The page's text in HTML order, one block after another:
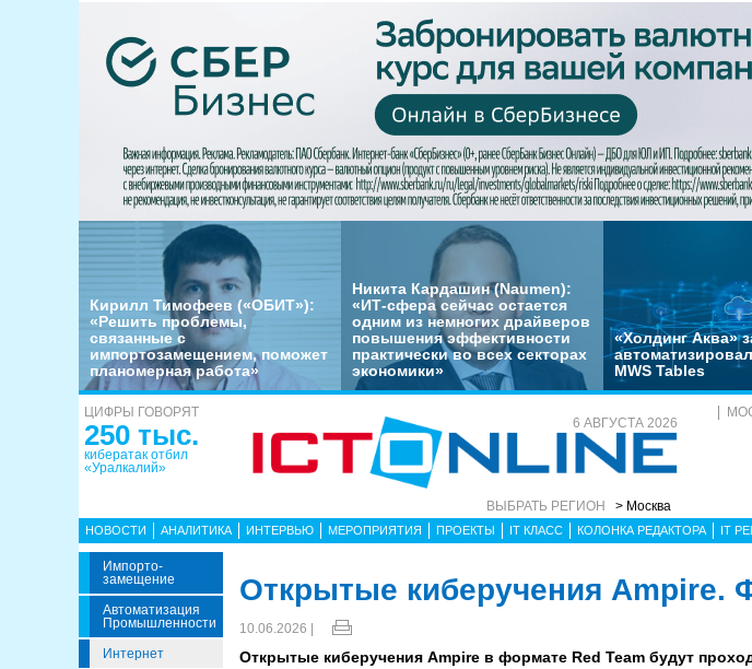
Кирилл Тимофеев («ОБИТ»):
«Решить проблемы,
связанные с
импортозамещением, поможет
планомерная работа»
Никита Кардашин (Naumen):
«ИТ-сфера сейчас остается
одним из немногих драйверов
повышения эффективности
практически во всех секторах
экономики»
«Холдинг Аква»
MWS Tables
ЦИФРЫ ГОВОРЯТ
250 тыс.
кибератак отбил
«Уралкалий»
6 АВГУСТА 2026
ВЫБРАТЬ РЕГИОН > Москва
НОВОСТИ АНАЛИТИКА ИНТЕРВЬЮ МЕРОПРИЯТИЯ ПРОЕКТЫ IT КЛАСС КОЛОНКА РЕДАКТОРА IT
Импорто­
Замещение
Автоматизация
Промышленности
Интернет
Открытые киберучения Ampire.
10.06.2026 |
Открытые киберучения Ampire в формате Red Team будут